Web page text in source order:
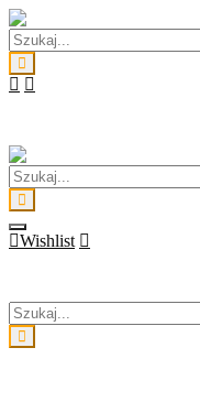
Skip
to
content
Wishlist